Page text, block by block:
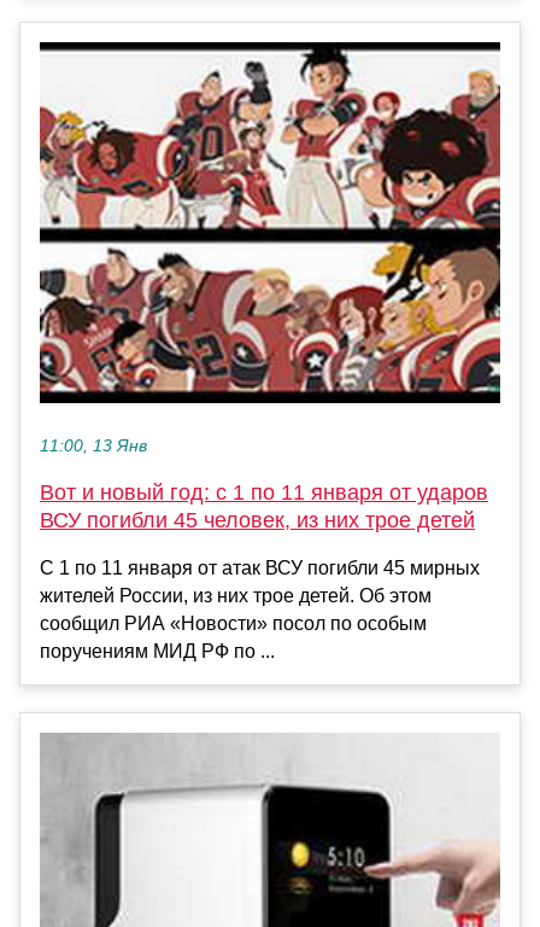
11:00, 13 Янв
Вот и новый год: с 1 по 11 января от ударов
ВСУ погибли 45 человек, из них трое детей
С 1 по 11 января от атак ВСУ погибли 45 мирных
жителей России, из них трое детей. Об этом
сообщил РИА «Новости» посол по особым
поручениям МИД РФ по ...